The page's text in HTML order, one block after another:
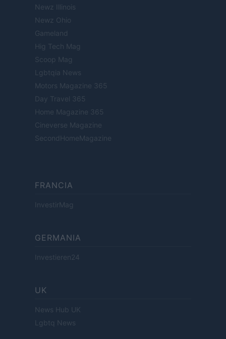
Newz Illinois
Newz Ohio
Gameland
Hig Tech Mag
Scoop Mag
Lgbtqia News
Motors Magazine 365
Day Travel 365
Home Magazine 365
Cineverse Magazine
SecondHomeMagazine
FRANCIA
InvestirMag
GERMANIA
Investieren24
UK
News Hub UK
Lgbtq News